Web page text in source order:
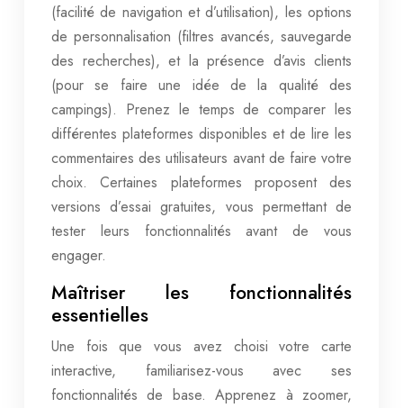
(facilité de navigation et d’utilisation), les options
de personnalisation (filtres avancés, sauvegarde
des recherches), et la présence d’avis clients
(pour se faire une idée de la qualité des
campings). Prenez le temps de comparer les
différentes plateformes disponibles et de lire les
commentaires des utilisateurs avant de faire votre
choix. Certaines plateformes proposent des
versions d’essai gratuites, vous permettant de
tester leurs fonctionnalités avant de vous
engager.
Maîtriser les fonctionnalités
essentielles
Une fois que vous avez choisi votre carte
interactive, familiarisez-vous avec ses
fonctionnalités de base. Apprenez à zoomer,